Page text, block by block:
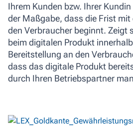
Ihrem Kunden bzw. Ihrer
der Maßgabe, dass die Frist
den Verbraucher beginnt. Zeigt
beim digitalen Produkt
Bereitstellung an den
dass das digitale Produkt
durch Ihren Betriebspartner